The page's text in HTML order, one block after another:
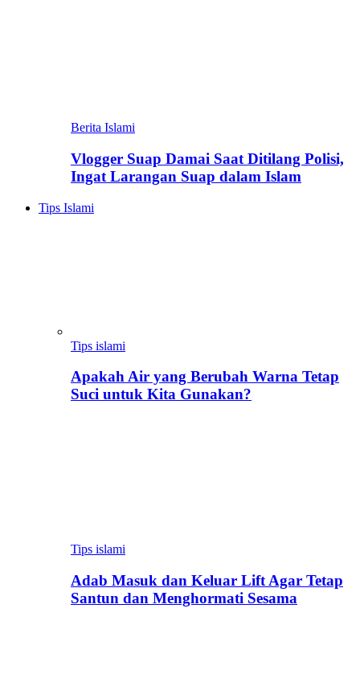
Berita Islami
Vlogger Suap Damai Saat Ditilang Polisi,
Ingat Larangan Suap dalam Islam
Tips Islami
Tips islami
Apakah Air yang Berubah Warna Tetap
Suci untuk Kita Gunakan?
Tips islami
Adab Masuk dan Keluar Lift Agar Tetap
Santun dan Menghormati Sesama